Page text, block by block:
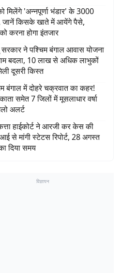
मिलेंगे 'अन्नपूर्णा भंडार' के 3000
जानें किसके खाते में आयेंगे पैसे,
करना होगा इंतजार
ने पश्चिम बंगाल आवास योजना
बदला, 10 लाख से अधिक लाभुकों
दूसरी किस्त
बंगाल में दोहरे चक्रवात का कहर!
समेत 7 जिलों में मूसलाधार वर्षा
अलर्ट
हाईकोर्ट ने आरजी कर केस की
से मांगी स्टेटस रिपोर्ट, 28 अगस्त
दिया समय
विज्ञापन